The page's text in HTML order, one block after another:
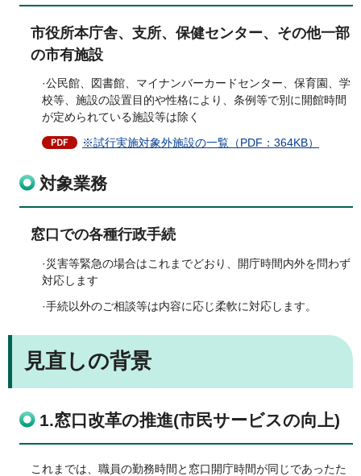
市役所本庁舎、支所、保健センター、その他一部
の市有施設
·公民館、図書館、マイナンバーカードセンター、保育園、学
校等、施設の設置目的や性格により、条例等で別に開館時間
が定められている施設等は除く
※試行実施対象外施設の一覧（PDF：364KB）
対象業務
窓口での各種行政手続
·災害等緊急の場合はこれまでどおり、開庁時間内外を問わず
対応します
·手続以外のご相談等は内容に応じ柔軟に対応します。
見直しの背景
1.窓口改革の推進(市民サービスの向上)
これまでは、職員の勤務時間と窓口開庁時間が同じであったた